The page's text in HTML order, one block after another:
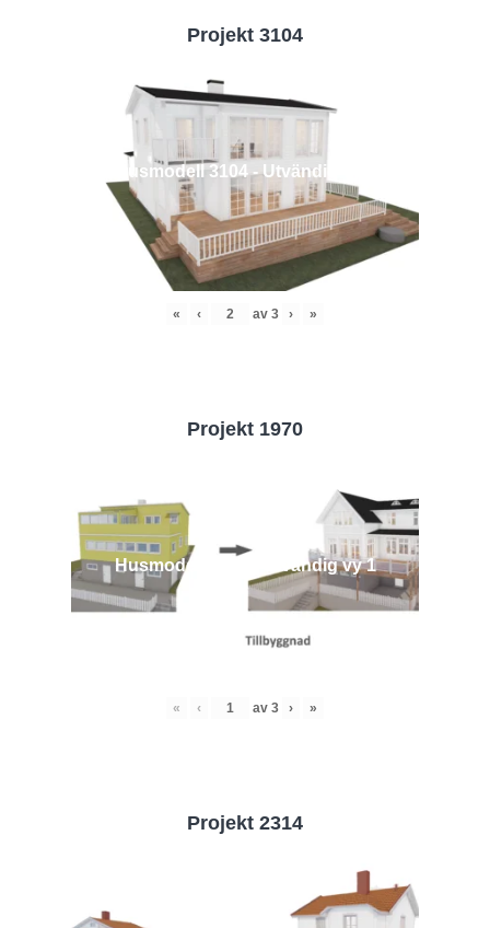
Projekt 3104
Husmodell 3104 - Utvändig vy 2
« ‹ av 3 › »
Projekt 1970
Husmodell 1970 - Utvändig vy 1
« ‹ av 3 › »
Projekt 2314